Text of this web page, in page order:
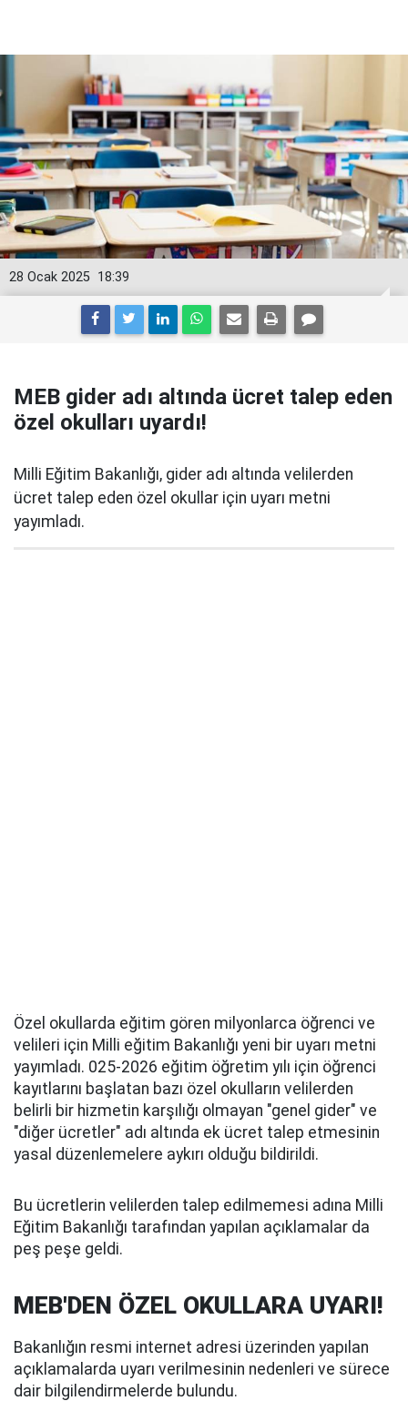
18:39
28 Ocak 2025
MEB gider adı altında ücret talep eden
özel okulları uyardı!
Milli Eğitim Bakanlığı, gider adı altında velilerden
ücret talep eden özel okullar için uyarı metni
yayımladı.
Özel okullarda eğitim gören milyonlarca öğrenci ve
velileri için Milli eğitim Bakanlığı yeni bir uyarı metni
yayımladı. 025-2026 eğitim öğretim yılı için öğrenci
kayıtlarını başlatan bazı özel okulların velilerden
belirli bir hizmetin karşılığı olmayan "genel gider" ve
"diğer ücretler" adı altında ek ücret talep etmesinin
yasal düzenlemelere aykırı olduğu bildirildi.
Bu ücretlerin velilerden talep edilmemesi adına Milli
Eğitim Bakanlığı tarafından yapılan açıklamalar da
peş peşe geldi.
MEB'DEN ÖZEL OKULLARA UYARI!
Bakanlığın resmi internet adresi üzerinden yapılan
açıklamalarda uyarı verilmesinin nedenleri ve sürece
dair bilgilendirmelerde bulundu.